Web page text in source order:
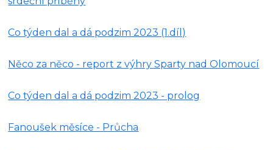
Co týden dal a dá podzim 2023 (1.díl)
Něco za něco - report z výhry Sparty nad Olomoucí
Co týden dal a dá podzim 2023 - prolog
Fanoušek měsíce - Průcha